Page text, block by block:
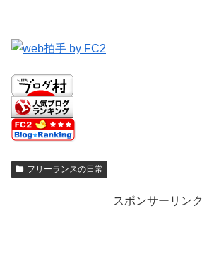
フリーランスの日常
スポンサーリンク